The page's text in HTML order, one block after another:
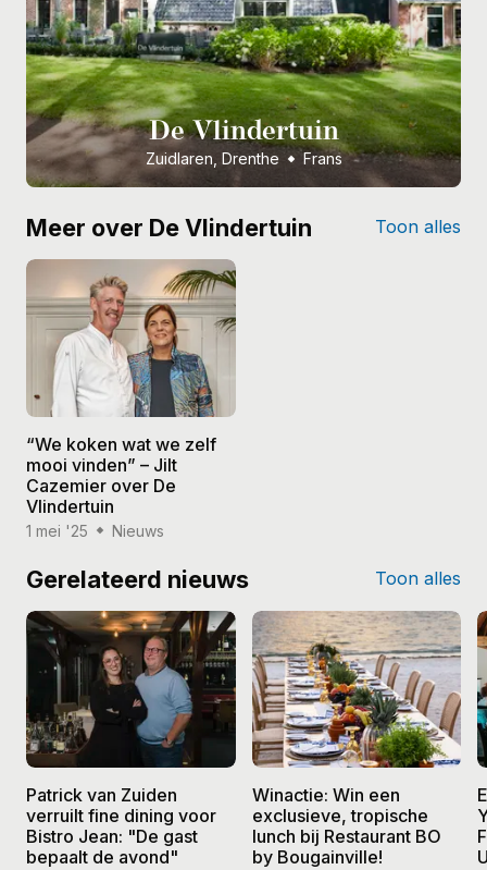
De Vlindertuin
Zuidlaren, Drenthe Frans
Meer over De Vlindertuin Toon alles
“We koken wat we zelf
mooi vinden” – Jilt
Cazemier over De
Vlindertuin
1 mei '25 Nieuws
Gerelateerd nieuws Toon alles
Patrick van Zuiden
verruilt fine dining voor
Bistro Jean: "De gast
bepaalt de avond"
Winactie: Win een
exclusieve, tropische
lunch bij Restaurant BO
by Bougainville!